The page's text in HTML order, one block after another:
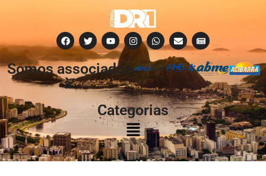
Somos associados
à:
Categorias